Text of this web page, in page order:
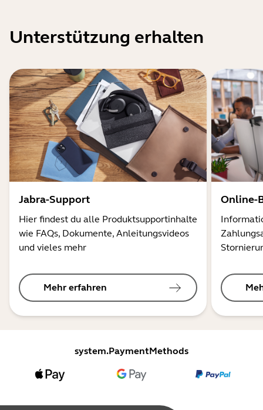
Unterstützung erhalten
Jabra-Support
Hier findest du alle Produktsupportinhalte
wie FAQs, Dokumente, Anleitungsvideos
und vieles mehr
Mehr erfahren
Online-
system.PaymentMethods